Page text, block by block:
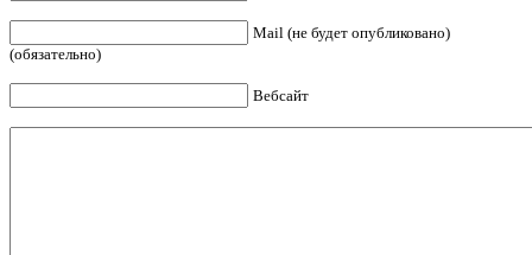
Mail (не будет опубликовано)
(обязательно)
Вебсайт